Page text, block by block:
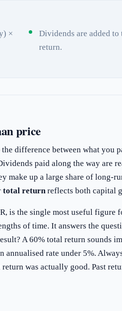
×
Dividends are added to
return.
price
difference between what you
paid along the way are
make up a large share of long-
total returnreflects both capital
is the single most useful figure
of time. It answers the
A 60% total return sounds
rate under 5%.
was actually good. Past